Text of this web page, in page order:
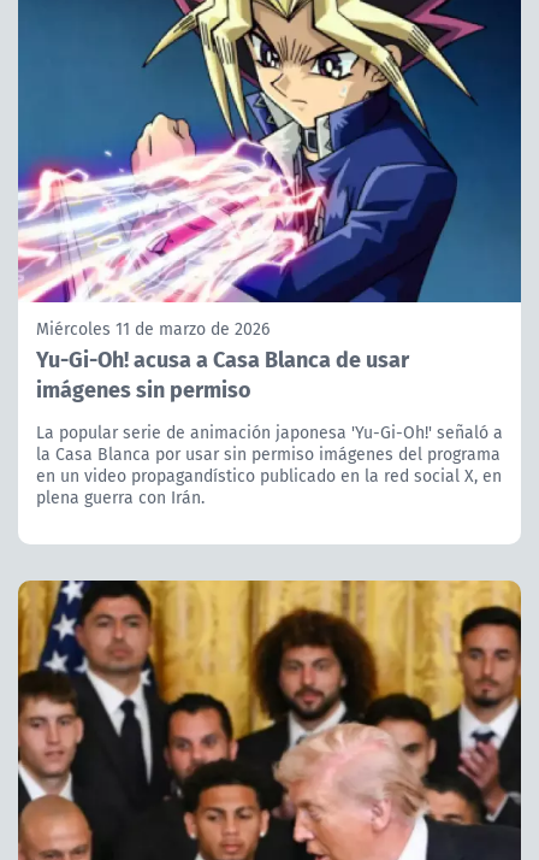
Miércoles 11 de marzo de 2026
Yu-Gi-Oh! acusa a Casa Blanca de usar
imágenes sin permiso
La popular serie de animación japonesa 'Yu-Gi-Oh!' señaló a
la Casa Blanca por usar sin permiso imágenes del programa
en un video propagandístico publicado en la red social X, en
plena guerra con Irán.